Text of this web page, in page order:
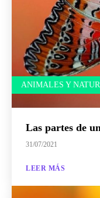
ANIMALES Y
Las partes de
31/07/2021
LEER MÁS